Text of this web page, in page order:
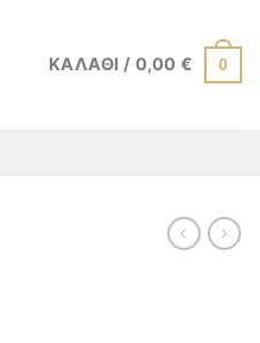
ΚΑΛΆΘΙ / 0,00€ 0